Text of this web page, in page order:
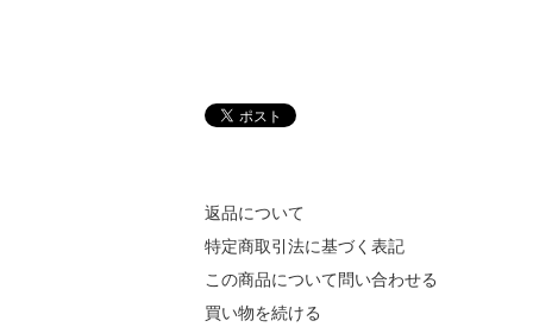
返品について
特定商取引法に基づく表記
この商品について問い合わせる
買い物を続ける